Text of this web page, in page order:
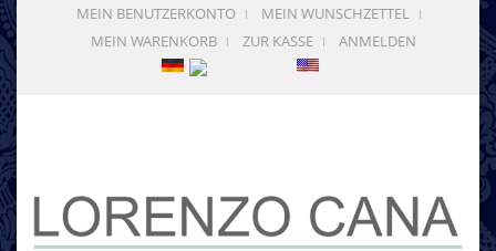
MEIN BENUTZERKONTO
MEIN WUNSCHZETTEL
MEIN WARENKORB
ZUR KASSE ANMELDEN